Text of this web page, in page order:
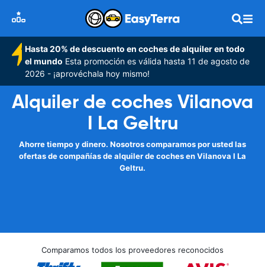
Hasta 20% de descuento en coches de alquiler en todo
el mundo Esta promoción es válida hasta 11 de agosto de
2026 - ¡aprovéchala hoy mismo!
Alquiler de coches Vilanova
I La Geltru
Ahorre tiempo y dinero. Nosotros comparamos por usted las
ofertas de compañías de alquiler de coches en Vilanova I La
Geltru.
Comparamos todos los proveedores reconocidos